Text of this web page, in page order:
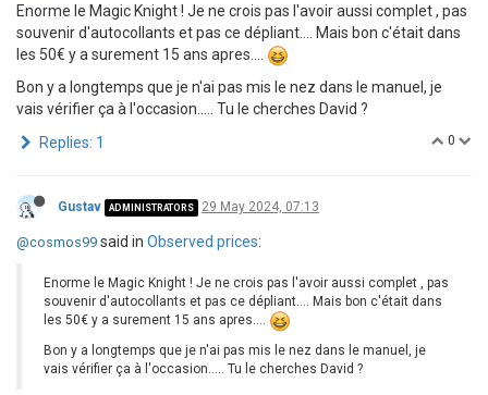
Enorme le Magic Knight ! Je ne crois pas l'avoir aussi complet , pas
souvenir d'autocollants et pas ce dépliant.... Mais bon c'était dans
les 50€ y a surement 15 ans apres....
Bon y a longtemps que je n'ai pas mis le nez dans le manuel, je
vais vérifier ça à l'occasion..... Tu le cherches David ?
0
Replies: 1
Gustav ADMINISTRATORS 29 May 2024, 07:13
@cosmos99 said in Observed prices:
Enorme le Magic Knight ! Je ne crois pas l'avoir aussi complet , pas
souvenir d'autocollants et pas ce dépliant.... Mais bon c'était dans
les 50€ y a surement 15 ans apres....
Bon y a longtemps que je n'ai pas mis le nez dans le manuel, je
vais vérifier ça à l'occasion..... Tu le cherches David ?